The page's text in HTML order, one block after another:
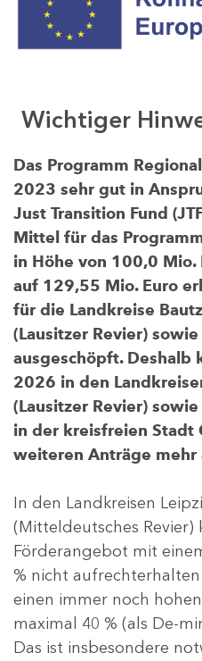
Wichtiger
Das Programm
2023 sehr gut in
Just Transition Fund
Mittel für das
in Höhe von 100,0
auf 129,55 Mio. Euro
für die Landkreise
(Lausitzer Revier)
ausgeschöpft. Deshalb
2026 in den
(Lausitzer Revier)
in der kreisfreien Stadt
weiteren Anträge
In den Landkreisen
(Mitteldeutsches Revier)
Förderangebot mit
% nicht
einen immer noch
maximal 40 % (als De-
Das ist insbesondere